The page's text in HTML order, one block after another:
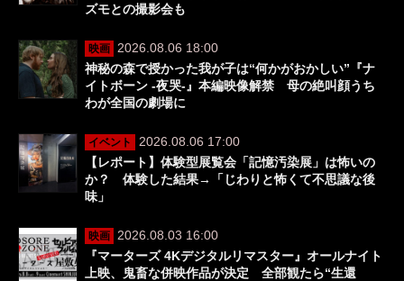
ズモとの撮影会も
映画
2026.08.06 18:00
神秘の森で授かった我が子は“何かがおかしい”『ナ
イトボーン -夜哭-』本編映像解禁 母の絶叫顔うち
わが全国の劇場に
イベント
2026.08.06 17:00
【レポート】体験型展覧会「記憶汚染展」は怖いの
か？ 体験した結果→「じわりと怖くて不思議な後
味」
映画
2026.08.03 16:00
『マーターズ 4Kデジタルリマスター』オールナイト
上映、鬼畜な併映作品が決定 全部観たら“生還